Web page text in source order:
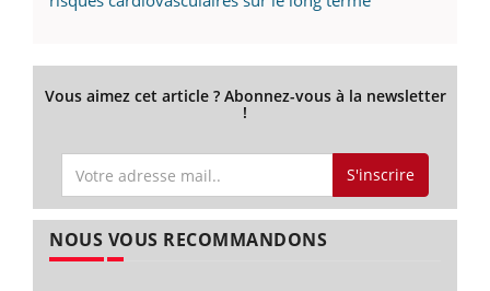
Vous aimez cet article ? Abonnez-vous à la newsletter
!
S'inscrire
NOUS VOUS RECOMMANDONS